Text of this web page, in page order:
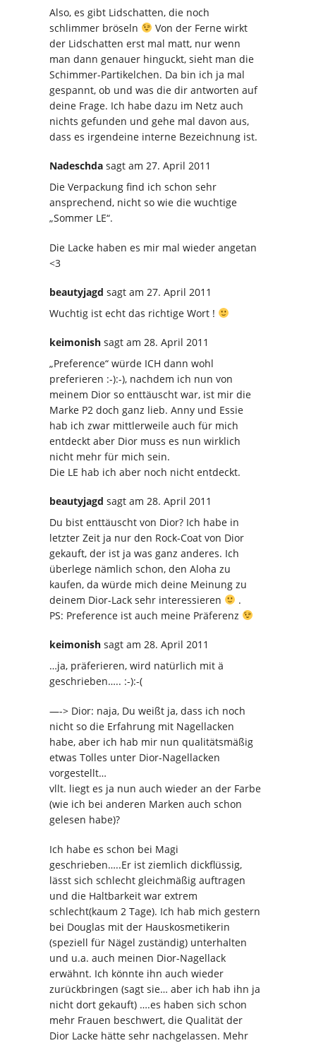
Also, es gibt Lidschatten, die noch
schlimmer bröseln
Von der Ferne wirkt
der Lidschatten erst mal matt, nur wenn
man dann genauer hinguckt, sieht man die
Schimmer-Partikelchen. Da bin ich ja mal
gespannt, ob und was die dir antworten auf
deine Frage. Ich habe dazu im Netz auch
nichts gefunden und gehe mal davon aus,
dass es irgendeine interne Bezeichnung ist.
Nadeschda sagt am 27. April 2011
Die Verpackung find ich schon sehr
ansprechend, nicht so wie die wuchtige
„Sommer LE“.
Die Lacke haben es mir mal wieder angetan
<3
beautyjagd sagt am 27. April 2011
Wuchtig ist echt das richtige Wort !
keimonish sagt am 28. April 2011
„Preference“ würde ICH dann wohl
preferieren :-):-), nachdem ich nun von
meinem Dior so enttäuscht war, ist mir die
Marke P2 doch ganz lieb. Anny und Essie
hab ich zwar mittlerweile auch für mich
entdeckt aber Dior muss es nun wirklich
nicht mehr für mich sein.
Die LE hab ich aber noch nicht entdeckt.
beautyjagd sagt am 28. April 2011
Du bist enttäuscht von Dior? Ich habe in
letzter Zeit ja nur den Rock-Coat von Dior
gekauft, der ist ja was ganz anderes. Ich
überlege nämlich schon, den Aloha zu
kaufen, da würde mich deine Meinung zu
deinem Dior-Lack sehr interessieren
.
PS: Preference ist auch meine Präferenz
keimonish sagt am 28. April 2011
…ja, präferieren, wird natürlich mit ä
geschrieben….. :-):-(
—-> Dior: naja, Du weißt ja, dass ich noch
nicht so die Erfahrung mit Nagellacken
habe, aber ich hab mir nun qualitätsmäßig
etwas Tolles unter Dior-Nagellacken
vorgestellt…
vllt. liegt es ja nun auch wieder an der Farbe
(wie ich bei anderen Marken auch schon
gelesen habe)?
Ich habe es schon bei Magi
geschrieben…..Er ist ziemlich dickflüssig,
lässt sich schlecht gleichmäßig auftragen
und die Haltbarkeit war extrem
schlecht(kaum 2 Tage). Ich hab mich gestern
bei Douglas mit der Hauskosmetikerin
(speziell für Nägel zuständig) unterhalten
und u.a. auch meinen Dior-Nagellack
erwähnt. Ich könnte ihn auch wieder
zurückbringen (sagt sie… aber ich hab ihn ja
nicht dort gekauft) ….es haben sich schon
mehr Frauen beschwert, die Qualität der
Dior Lacke hätte sehr nachgelassen. Mehr